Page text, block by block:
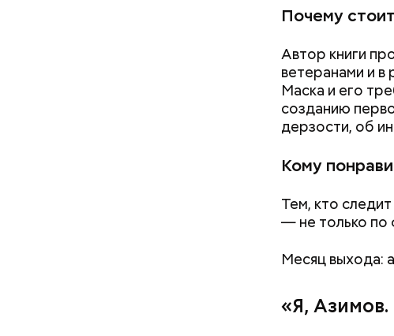
Почему
Автор книги
ветеранами и в
Маска и его
созданию
дерзости, об
Кому
Тем, кто
— не только по
Месяц выхода:
«Я,
Салат, спагетти и блюдо по-